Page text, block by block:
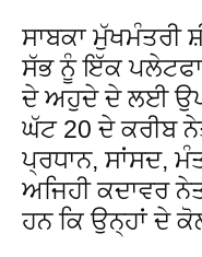
ਸਾਬਕਾ ਮੁੱਖਮੰਤਰੀ
ਸੱਭ ਨੂੰ ਇੱਕ
ਦੇ ਅਹੁਦੇ ਦੇ ਲਈ
ਘੱਟ 20 ਦੇ ਕਰੀਬ
ਪ੍ਰਧਾਨ, ਸਾਂਸਦ,
ਅਜਿਹੀ ਕਦਾਵਰ
ਹਨ ਕਿ ਉਨ੍ਹਾਂ ਦੇ